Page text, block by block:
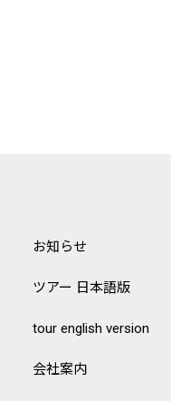
お知らせ
ツアー 日本語版
tour english version
会社案内